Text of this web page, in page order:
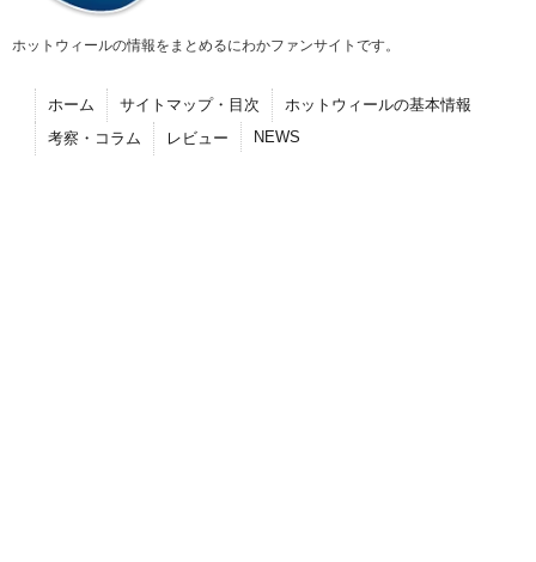
ホットウィールの情報をまとめるにわかファンサイトです。
ホーム サイトマップ・目次
ホットウィールの基本情報
考察・コラム
レビュー NEWS